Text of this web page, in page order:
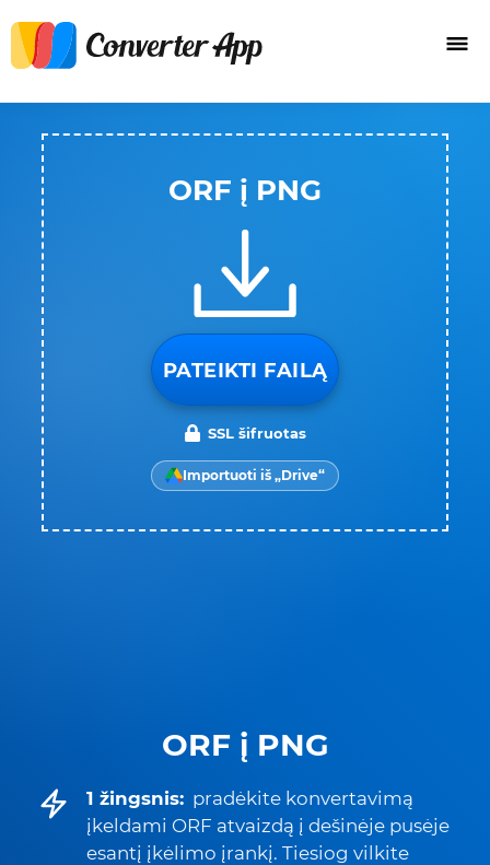
ORF į PNG
1 žingsnis: pradėkite konvertavimą
įkeldami ORF atvaizdą į dešinėje pusėje
esantį įkėlimo įrankį. Tiesiog vilkite
ORF į PNG
PATEIKTI FAILĄ
SSL šifruotas
Importuoti iš „Drive“